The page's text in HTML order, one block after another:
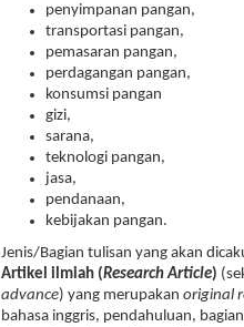
penyimpanan pangan,
transportasi pangan,
pemasaran pangan,
perdagangan pangan,
konsumsi pangan
gizi,
sarana,
teknologi pangan,
jasa,
pendanaan,
kebijakan pangan.
Jenis/Bagian tulisan yang akan
Artikel ilmiah (Research Article)
advance) yang merupakan original
bahasa inggris, pendahuluan,